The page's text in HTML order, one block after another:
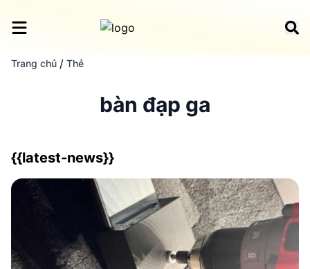
Trang chủ / Thẻ
bàn đạp ga
{{latest-news}}